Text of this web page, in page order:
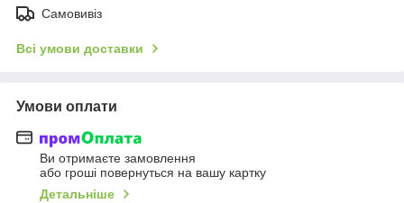
Самовивіз
Всі умови доставки
Умови оплати
Ви отримаєте замовлення
або гроші повернуться на вашу картку
Детальніше